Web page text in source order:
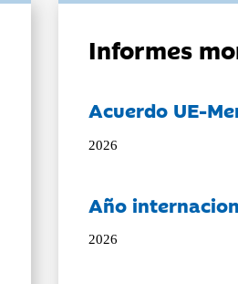
Informes
Acuerdo UE-
2026
Año
2026